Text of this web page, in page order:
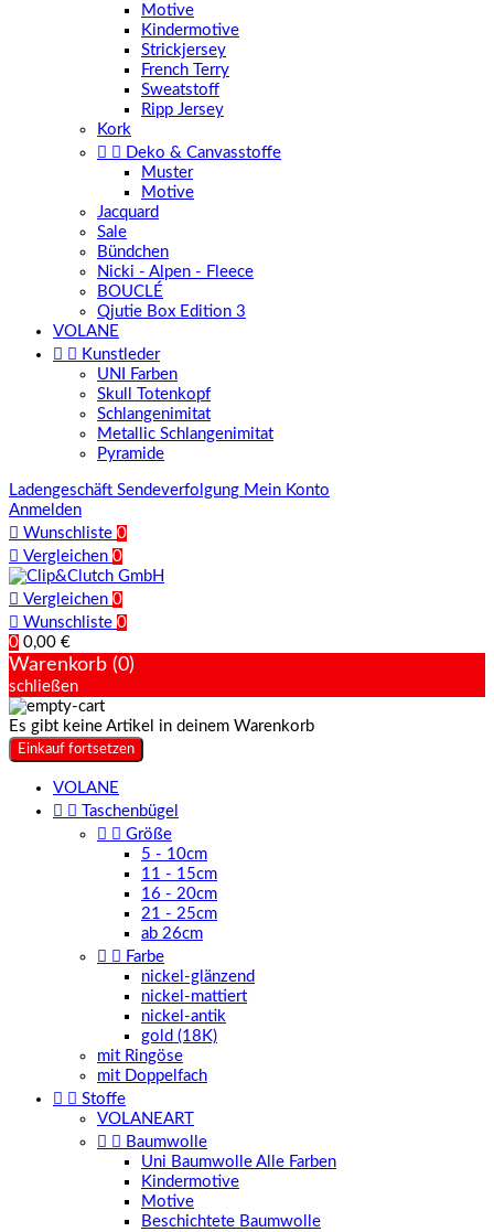
Motive
Kindermotive
Strickjersey
French Terry
Sweatstoff
Ripp Jersey
Kork
  Deko & Canvasstoffe
Muster
Motive
Jacquard
Sale
Bündchen
Nicki - Alpen - Fleece
BOUCLÉ
Qjutie Box Edition 3
VOLANE
  Kunstleder
UNI Farben
Skull Totenkopf
Schlangenimitat
Metallic Schlangenimitat
Pyramide
Ladengeschäft Sendeverfolgung Mein Konto
Anmelden
 Wunschliste 0
 Vergleichen 0
 Vergleichen 0
 Wunschliste 0
0 0,00 €
Warenkorb (0)
schließen
Es gibt keine Artikel in deinem Warenkorb
Einkauf fortsetzen
VOLANE
 
Taschenbügel
  Größe
5 - 10cm
11 - 15cm
16 - 20cm
21 - 25cm
ab 26cm
  Farbe
nickel-glänzend
nickel-mattiert
nickel-antik
gold (18K)
mit Ringöse
mit Doppelfach
  Stoffe
VOLANEART
  Baumwolle
Uni Baumwolle Alle Farben
Kindermotive
Motive
Beschichtete Baumwolle